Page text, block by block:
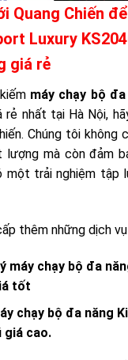
Quang Chiến
Luxury
giá rẻ
máy chạy bộ
rẻ nhất tại Hà Nội,
Chúng tôi không
lượng mà còn đảm
một trải nghiệm tập
thêm những dịch
máy chạy bộ đa
tốt
chạy bộ đa năng
giá cao.